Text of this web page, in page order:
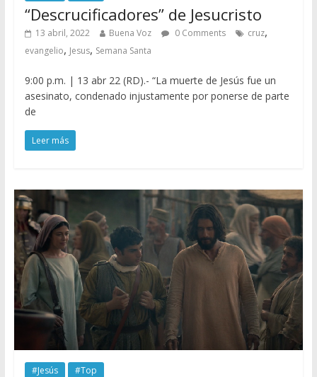
“Descrucificadores” de Jesucristo
13 abril, 2022 Buena Voz 0 Comments cruz,
evangelio, Jesus, Semana Santa
9:00 p.m. | 13 abr 22 (RD).- “La muerte de Jesús fue un
asesinato, condenado injustamente por ponerse de parte
de
Leer más
#Jesús #Top